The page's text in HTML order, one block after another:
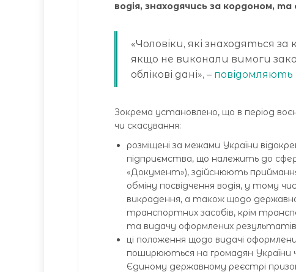
водія, знаходячись за кордоном,
«Чоловіки, які знаходяться
якщо не виконали вимоги
облікові дані», – повідомляють
Зокрема установлено, що в період
чи скасування:
розміщені за межами України
підприємства, що належить до
«Документ»), здійснюють
обміну посвідчення водія, у тому
викрадення, а також щодо
транспортних засобів, крім
та видачу оформлених результатів
ці положення щодо видачі
поширюються на громадян України
Єдиному державному реєстрі